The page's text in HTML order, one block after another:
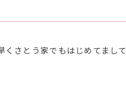
くさとう家でもはじめてまして